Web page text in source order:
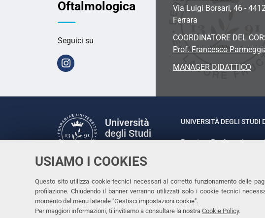
USIAMO I COOKIES
Questo sito utilizza cookie tecnici necessari al corretto funzionamento delle
profilazione. Chiudendo il banner verranno utilizzati solo i cookie tecnici
momento dal menu laterale "Gestisci impostazioni cookie".
Per maggiori informazioni, ti invitiamo a consultare la nostra Cookie Policy.
Oftalmologica
Seguici su
Instagram
Via Luigi Borsari, 46 -
Ferrara
COORDINATORE DEL
Prof. Francesco
MANAGER DIDATTICO
Università
degli Studi
Facebook
LinkedinInstagram
Youtube
UNIVERSITÀ DEGLI STUDI
Rettrice: Prof.ssa